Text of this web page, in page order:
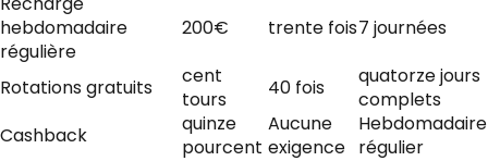
hebdomadaire
régulière
200€ trente fois7 journées
Rotations gratuits
cent
tours
40 fois
quatorze jours
complets
Cashback
quinze
pourcent
Aucune
exigence
Hebdomadaire
régulier